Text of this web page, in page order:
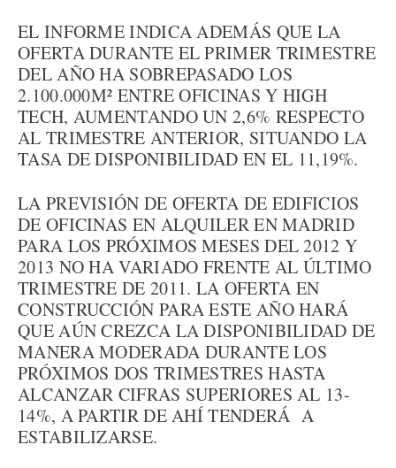
EL INFORME INDICA ADEMÁS QUE LA
OFERTA DURANTE EL PRIMER TRIMESTRE
DEL AÑO HA SOBREPASADO LOS
2.100.000M² ENTRE OFICINAS Y HIGH
TECH, AUMENTANDO UN 2,6% RESPECTO
AL TRIMESTRE ANTERIOR, SITUANDO LA
TASA DE DISPONIBILIDAD EN EL 11,19%.
LA PREVISIÓN DE OFERTA DE EDIFICIOS
DE OFICINAS EN ALQUILER EN MADRID
PARA LOS PRÓXIMOS MESES DEL 2012 Y
2013 NO HA VARIADO FRENTE AL ÚLTIMO
TRIMESTRE DE 2011. LA OFERTA EN
CONSTRUCCIÓN PARA ESTE AÑO HARÁ
QUE AÚN CREZCA LA DISPONIBILIDAD DE
MANERA MODERADA DURANTE LOS
PRÓXIMOS DOS TRIMESTRES HASTA
ALCANZAR CIFRAS SUPERIORES AL 13-
14%, A PARTIR DE AHÍ TENDERÁ A
ESTABILIZARSE.